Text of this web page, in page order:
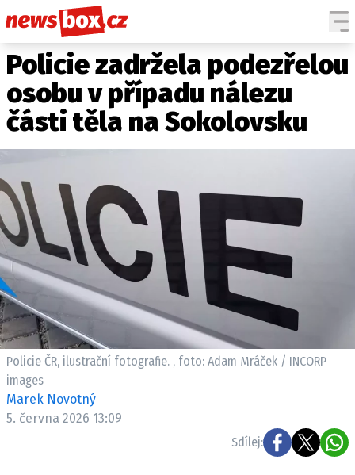
DOMÁCÍ
ZAHRANIČÍ
POČASÍ
KRIMI
KULTURA
SPOLEČNOST
SPORT
ČESKÉ CELEBRITY
SVĚTOVÉ CELEBRITY
SLEDUJTE NÁS NA
Máte příběh, fotku nebo video?
Pošlete e-mail na newsbox.cz
Policie zadržela podezřelou
osobu v případu nálezu
části těla na Sokolovsku
Policie ČR, ilustrační fotografie. , foto: Adam Mráček / INCORP
images
Marek Novotný
5. června 2026 13:09
Sdílej: